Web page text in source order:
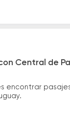
Central de
encontrar